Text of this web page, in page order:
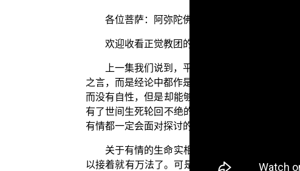
各位菩萨：阿弥陀佛！
欢迎收看正觉教团的弘法节目，在此先问候
上一集我们说到，平实导师为我们开演的第
之言，而是经论中都作是说，例如 龙树菩萨所作
而没有自性，但是却能够在众缘和合的情况下，
有了世间生死轮回不绝的现象。第三个意涵是为
有情都一定会面对探讨的共同问题。
关于有情的生命实相就是第八识如来藏，平
以接着就有万法了。可是，万法的种子在哪里呢